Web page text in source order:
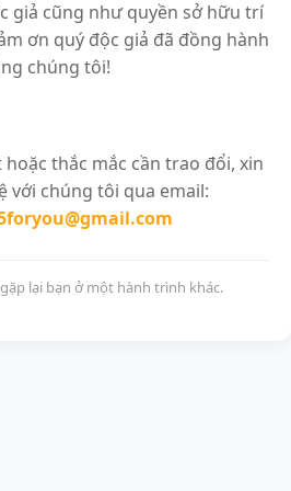
giả cũng như quyền sở hữu trí
ơn quý độc giả đã đồng hành
chúng tôi!
thắc mắc cần trao đổi, xin
với chúng tôi qua email:
lại bạn ở một hành trình khác.